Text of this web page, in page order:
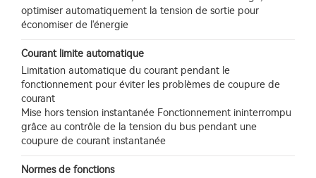
optimiser automatiquement la tension de sortie pour
économiser de l'énergie
Courant limite automatique
Limitation automatique du courant pendant le
fonctionnement pour éviter les problèmes de coupure de
courant
Mise hors tension instantanée Fonctionnement ininterrompu
grâce au contrôle de la tension du bus pendant une
coupure de courant instantanée
Normes de fonctions